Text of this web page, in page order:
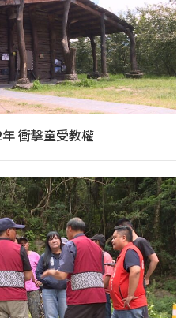
衝擊童受教權